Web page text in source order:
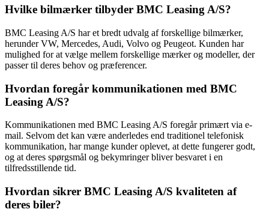
Hvilke bilmærker tilbyder BMC Leasing A/S?
BMC Leasing A/S har et bredt udvalg af forskellige bilmærker,
herunder VW, Mercedes, Audi, Volvo og Peugeot. Kunden har
mulighed for at vælge mellem forskellige mærker og modeller, der
passer til deres behov og præferencer.
Hvordan foregår kommunikationen med BMC
Leasing A/S?
Kommunikationen med BMC Leasing A/S foregår primært via e-
mail. Selvom det kan være anderledes end traditionel telefonisk
kommunikation, har mange kunder oplevet, at dette fungerer godt,
og at deres spørgsmål og bekymringer bliver besvaret i en
tilfredsstillende tid.
Hvordan sikrer BMC Leasing A/S kvaliteten af
deres biler?